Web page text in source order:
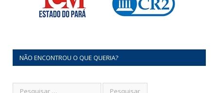
NÃO ENCONTROU O QUE QUERIA?